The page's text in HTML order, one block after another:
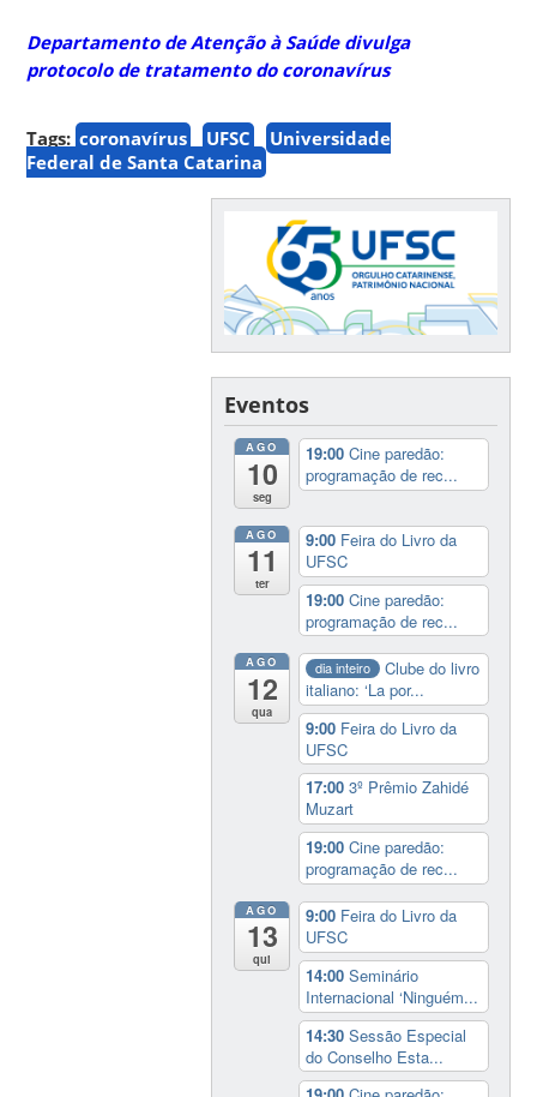
Departamento de Atenção à Saúde divulga
protocolo de tratamento do coronavírus
Tags: coronavírus UFSC
Universidade
Federal de Santa Catarina
Eventos
AGO
10
seg
19:00Cine paredão:
programação de rec...
AGO
11
ter
9:00 Feira do Livro da
UFSC
19:00Cine paredão:
programação de rec...
AGO
12
qua
dia inteiro
Clube do livro
italiano: ‘La por...
9:00 Feira do Livro da
UFSC
17:003º Prêmio Zahidé
Muzart
19:00Cine paredão:
programação de rec...
AGO
13
qui
9:00 Feira do Livro da
UFSC
14:00Seminário
Internacional ‘Ninguém...
14:30Sessão Especial
do Conselho Esta...